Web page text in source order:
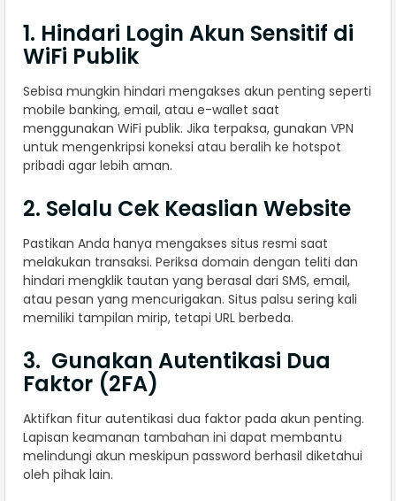
1. Hindari Login Akun Sensitif di
WiFi Publik
Sebisa mungkin hindari mengakses akun penting seperti
mobile banking, email, atau e-wallet saat
menggunakan WiFi publik. Jika terpaksa, gunakan VPN
untuk mengenkripsi koneksi atau beralih ke hotspot
pribadi agar lebih aman.
2. Selalu Cek Keaslian Website
Pastikan Anda hanya mengakses situs resmi saat
melakukan transaksi. Periksa domain dengan teliti dan
hindari mengklik tautan yang berasal dari SMS, email,
atau pesan yang mencurigakan. Situs palsu sering kali
memiliki tampilan mirip, tetapi URL berbeda.
3. Gunakan Autentikasi Dua
Faktor (2FA)
Aktifkan fitur autentikasi dua faktor pada akun penting.
Lapisan keamanan tambahan ini dapat membantu
melindungi akun meskipun password berhasil diketahui
oleh pihak lain.